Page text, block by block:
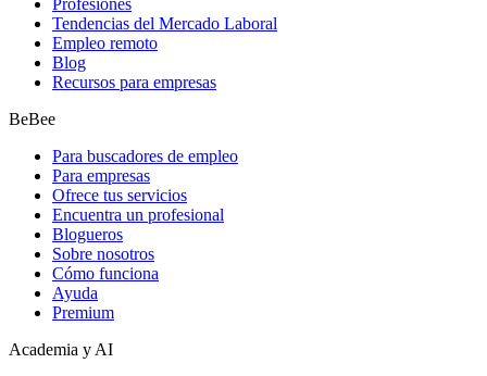
Tendencias del Mercado Laboral
Empleo remoto
Blog
Recursos para empresas
BeBee
Para buscadores de empleo
Para empresas
Ofrece tus servicios
Encuentra un profesional
Blogueros
Sobre nosotros
Cómo funciona
Ayuda
Premium
Academia y AI